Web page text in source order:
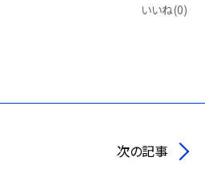
いいね(0)
次の記事